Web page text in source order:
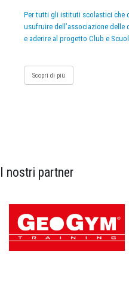
Per tutti gli istituti scolastici che
usufruire dell’associazione delle
e aderire al progetto Club e
Scopri di più
I nostri partner